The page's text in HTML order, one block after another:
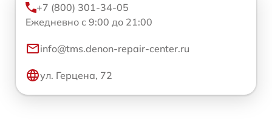
+7 (800) 301-34-05
Ежедневно с 9:00 до 21:00
info@tms.denon-repair-center.ru
ул. Герцена, 72